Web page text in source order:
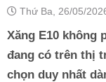
Thứ Ba, 26/05/
Xăng E10 không
đang có trên thị
chọn duy nhất